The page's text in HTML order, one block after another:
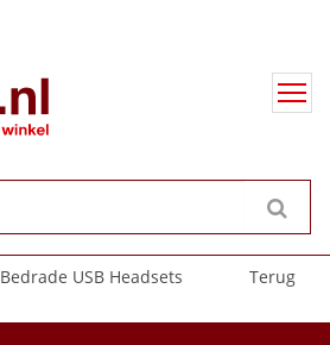
Terug
Bedrade USB Headsets